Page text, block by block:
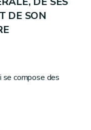
FEDERALES
DE SON
compose des